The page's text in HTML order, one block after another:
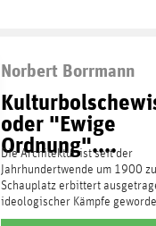
Norbert Borrmann
oder "Ewige
Ordnung"....
Die Architektur ist seit der
Jahrhundertwende um 1900
Schauplatz erbittert
ideologischer Kämpfe
Klassizismus gegen